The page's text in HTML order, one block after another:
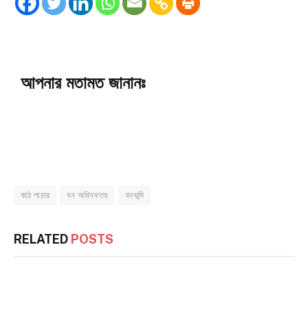
আপনার মতামত জানানঃ
কাঠ পাচার বন অধিদফতর বনভূমি
RELATED POSTS